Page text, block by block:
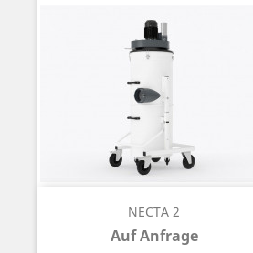
NECTA 2
Auf Anfrage